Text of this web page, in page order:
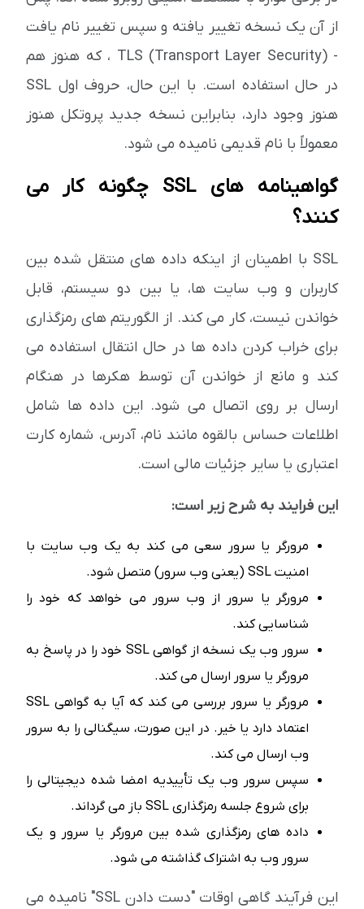
از آن یک نسخه تغییر یافته و سپس تغییر نام یافت
- TLS (Transport Layer Security) ، که هنوز هم
در حال استفاده است. با این حال، حروف اول SSL
هنوز وجود دارد، بنابراین نسخه جدید پروتکل هنوز
معمولاً با نام قدیمی نامیده می شود.
گواهینامه های SSL چگونه کار می
کنند؟
SSL با اطمینان از اینکه داده های منتقل شده بین
کاربران و وب سایت ها، یا بین دو سیستم، قابل
خواندن نیست، کار می کند. از الگوریتم های رمزگذاری
برای خراب کردن داده ها در حال انتقال استفاده می
کند و مانع از خواندن آن توسط هکرها در هنگام
ارسال بر روی اتصال می شود. این داده ها شامل
اطلاعات حساس بالقوه مانند نام، آدرس، شماره کارت
اعتباری یا سایر جزئیات مالی است.
این فرایند به شرح زیر است:
مرورگر یا سرور سعی می کند به یک وب سایت با
امنیت SSL (یعنی وب سرور) متصل شود.
مرورگر یا سرور از وب سرور می خواهد که خود را
شناسایی کند.
سرور وب یک نسخه از گواهی SSL خود را در پاسخ به
مرورگر یا سرور ارسال می کند.
مرورگر یا سرور بررسی می کند که آیا به گواهی SSL
اعتماد دارد یا خیر. در این صورت، سیگنالی را به سرور
وب ارسال می کند.
سپس سرور وب یک تأییدیه امضا شده دیجیتالی را
برای شروع جلسه رمزگذاری SSL باز می گرداند.
داده های رمزگذاری شده بین مرورگر یا سرور و یک
سرور وب به اشتراک گذاشته می شود.
این فرآیند گاهی اوقات "دست دادن SSL" نامیده می